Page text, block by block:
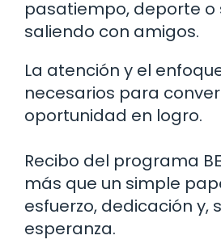
pasatiempo, deporte
saliendo con amigos.
La atención y el
necesarios para
oportunidad en logro.
Recibo del programa
más que un simple
esfuerzo, dedicación y,
esperanza.